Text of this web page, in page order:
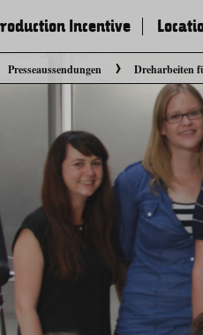
Presseaussendungen Dreharbeiten
Incentive